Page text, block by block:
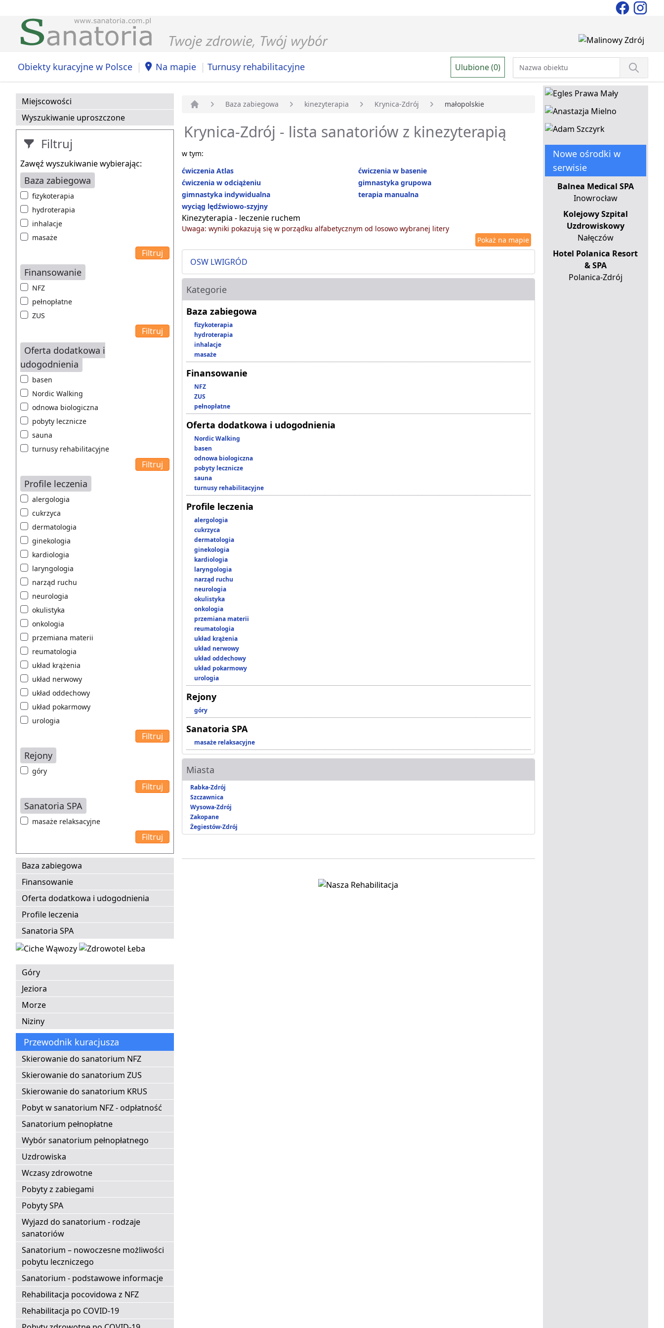
Obiekty kuracyjne w Polsce | Na mapie | Turnusy rehabilitacyjne Ulubione (0)
Miejscowości
Wyszukiwanie uproszczone
Filtruj
Zawęź wyszukiwanie wybierając:
Baza zabiegowa
fizykoterapia
hydroterapia
inhalacje
masaże
Finansowanie
NFZ
pełnopłatne
ZUS
Oferta dodatkowa i
udogodnienia
basen
Nordic Walking
odnowa biologiczna
pobyty lecznicze
sauna
turnusy rehabilitacyjne
Profile leczenia
alergologia
cukrzyca
dermatologia
ginekologia
kardiologia
laryngologia
narząd ruchu
neurologia
okulistyka
onkologia
przemiana materii
reumatologia
układ krążenia
układ nerwowy
układ oddechowy
układ pokarmowy
urologia
Rejony
góry
Sanatoria SPA
masaże relaksacyjne
Baza zabiegowa
Finansowanie
Oferta dodatkowa i udogodnienia
Profile leczenia
Sanatoria SPA
Góry
Jeziora
Morze
Niziny
Przewodnik kuracjusza
Skierowanie do sanatorium NFZ
Skierowanie do sanatorium ZUS
Skierowanie do sanatorium KRUS
Pobyt w sanatorium NFZ - odpłatność
Sanatorium pełnopłatne
Wybór sanatorium pełnopłatnego
Uzdrowiska
Wczasy zdrowotne
Pobyty z zabiegami
Pobyty SPA
Wyjazd do sanatorium - rodzaje
sanatoriów
Sanatorium – nowoczesne możliwości
pobytu leczniczego
Sanatorium - podstawowe informacje
Rehabilitacja pocovidowa z NFZ
Rehabilitacja po COVID-19
Baza zabiegowa kinezyterapia Krynica-Zdrój małopolskie
Krynica-Zdrój - lista sanatoriów z kinezyterapią
w tym:
ćwiczenia Atlas
ćwiczenia w basenie
ćwiczenia w odciążeniu
gimnastyka grupowa
gimnastyka indywidualna
terapia manualna
wyciąg lędźwiowo-szyjny
Kinezyterapia - leczenie ruchem
Uwaga: wyniki pokazują się w porządku alfabetycznym od losowo wybranej litery
Pokaż na mapie
OSW LWIGRÓD
Kategorie
Baza zabiegowa
fizykoterapia
hydroterapia
inhalacje
masaże
Finansowanie
NFZ
ZUS
pełnopłatne
Oferta dodatkowa i udogodnienia
Nordic Walking
basen
odnowa biologiczna
pobyty lecznicze
sauna
turnusy rehabilitacyjne
Profile leczenia
alergologia
cukrzyca
dermatologia
ginekologia
kardiologia
laryngologia
narząd ruchu
neurologia
okulistyka
onkologia
przemiana materii
reumatologia
układ krążenia
układ nerwowy
układ oddechowy
układ pokarmowy
urologia
Rejony
góry
Sanatoria SPA
masaże relaksacyjne
Miasta
Rabka-Zdrój
Szczawnica
Wysowa-Zdrój
Zakopane
Żegiestów-Zdrój
Nowe ośrodki w
serwisie
Balnea Medical SPA
Inowrocław
Kolejowy Szpital
Uzdrowiskowy
Nałęczów
Hotel Polanica Resort
& SPA
Polanica-Zdrój